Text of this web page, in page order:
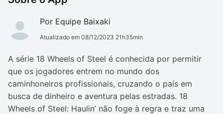
Por Equipe Baixaki
Atualizado em 08/12/2023 21h35min
A série 18 Wheels of Steel é conhecida por permitir
que os jogadores entrem no mundo dos
caminhoneiros profissionais, cruzando o país em
busca de dinheiro e aventura pelas estradas. 18
Wheels of Steel: Haulin’ não foge à regra e traz uma